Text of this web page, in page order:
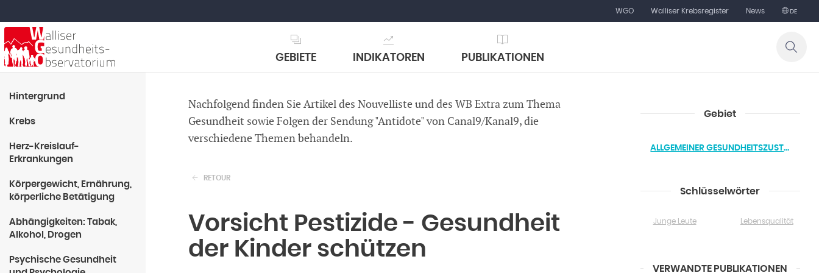
WGO Walliser Krebsregister News DE
GEBIETE INDIKATOREN PUBLIKATIONEN
Hintergrund
Krebs
Herz-Kreislauf-
Erkrankungen
Körpergewicht, Ernährung,
körperliche Betätigung
Abhängigkeiten: Tabak,
Alkohol, Drogen
Psychische Gesundheit
Nachfolgend finden Sie Artikel des Nouvelliste und des WB Extra zum Thema
Gesundheit sowie Folgen der Sendung "Antidote" von Canal9/Kanal9, die
verschiedene Themen behandeln.
RETOUR
Vorsicht Pestizide - Gesundheit
der Kinder schützen
Gebiet
ALLGEMEINER GESUNDHEITSZUSTAND
Schlüsselwörter
Junge Leute Lebensqualität
VERWANDTE PUBLIKATIONEN